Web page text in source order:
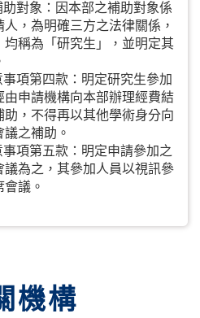
象：因本部之補助對象係
，為明確三方之法律關係，
稱為「研究生」，並明定其
第四款：明定研究生參加
申請機構向本部辦理經費結
，不得再以其他學術身分向
之補助。
第五款：明定申請參加之
為之，其參加人員以視訊參
議。
機構